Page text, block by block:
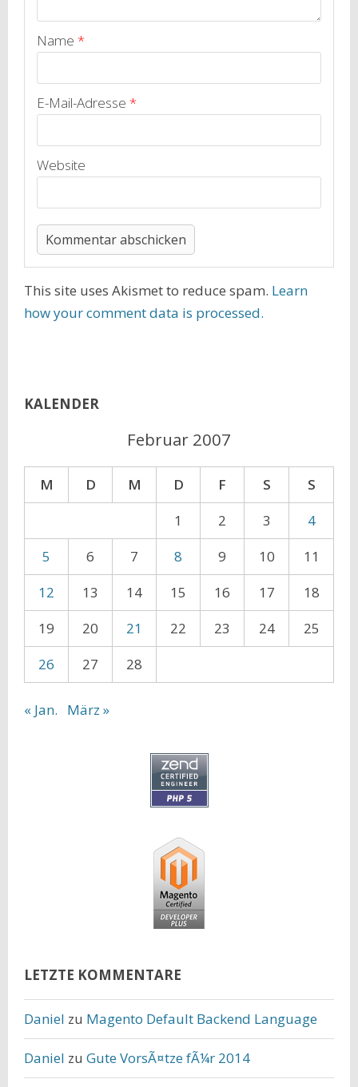
Name *
E-Mail-Adresse *
Website
This site uses Akismet to reduce spam. Learn
how your comment data is processed.
KALENDER
Februar 2007
M D M D F S
S
1
2 3
4
5
6 7 8 9 10
11
12
13 14 15 16 17
18
19
20 21 22 23 24
25
26
27 28
« Jan. März »
LETZTE KOMMENTARE
Daniel zu Magento Default Backend Language
Daniel zu Gute VorsÃ¤tze fÃ¼r 2014